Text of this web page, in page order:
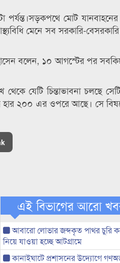
মোট
মেনে সব সরকারি-
বলেন, ১০ আগস্টের পর
যেটি চিন্তাভাবনা চলছে
হার ২০০ এর ওপরে আছে। সে
এই বিভাগের আরো
আবারো লোভার জব্দকৃত পাথর চুরি
নিয়ে যাওয়া হচ্ছে আটগ্রামে
কানাইঘাটে প্রশাসনের উদ্যোগে